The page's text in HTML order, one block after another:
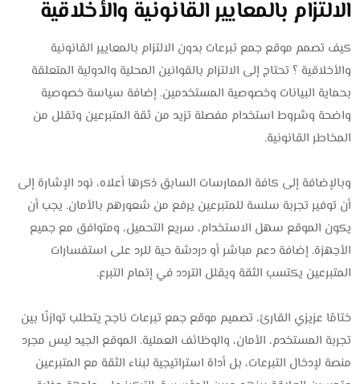
الالتزام بالمعايير القانونية والأخلاقية
كيف تصمم موقع جمع تبرعات بدون الالتزام بالمعايير القانونية
والأخلاقية ؟ تحتاج إلى الالتزام بالقوانين المحلية والدولية المتعلقة
بحماية البيانات وخصوصية المستخدمين. إضافة سياسة خصوصية
واضحة وشروط استخدام مفصلة تزيد من ثقة المتبرعين وتقلل من
المخاطر القانونية.
وبالإضافة إلى كافة الممارسات السابق ذكرها أعلاه، نود الإشارة إلى
أن توفير تجربة سلسة للمتبرعين يرفع من شعورهم بالأمان. يجب أن
يكون الموقع سهل الاستخدام، سريع التحميل، ومتوافق مع جميع
الأجهزة. إضافة دعم مباشر أو دردشة حية للرد على استفسارات
المتبرعين يكتسب الثقة ويقلل التردد في إتمام التبرع.
ختامًا عزيزي القارئ، تصميم موقع جمع تبرعات ناجح يتطلب توازنًا بين
تجربة المستخدم، الأمان، والوظائف العملية. الموقع الجيد ليس مجرد
منصة لإدخال التبرعات، بل أداة استراتيجية لبناء الثقة مع المتبرعين